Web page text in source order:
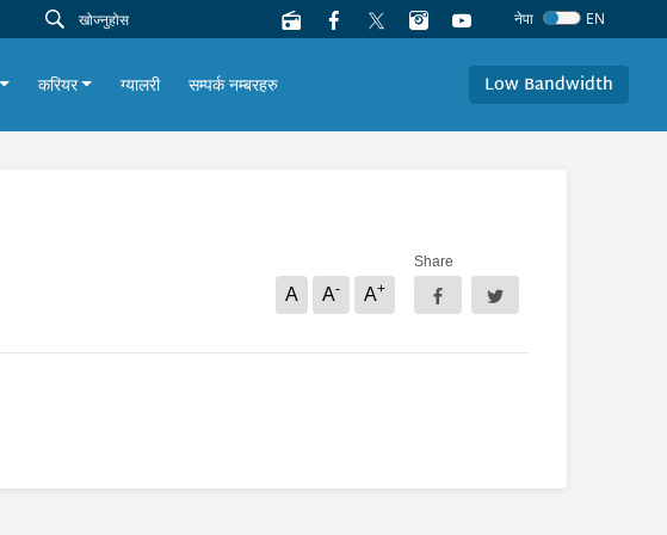
नेपा EN
करियर ग्यालरी सम्पर्क नम्बरहरु Low Bandwidth
A A- A+
Share